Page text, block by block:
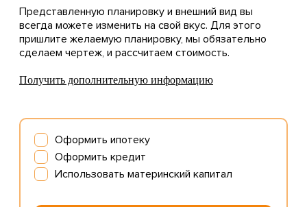
Представленную планировку и внешний вид вы
всегда можете изменить на свой вкус. Для этого
пришлите желаемую планировку, мы обязательно
сделаем чертеж, и рассчитаем стоимость.
Получить дополнительную информацию
Оформить ипотеку
Оформить кредит
Использовать материнский капитал